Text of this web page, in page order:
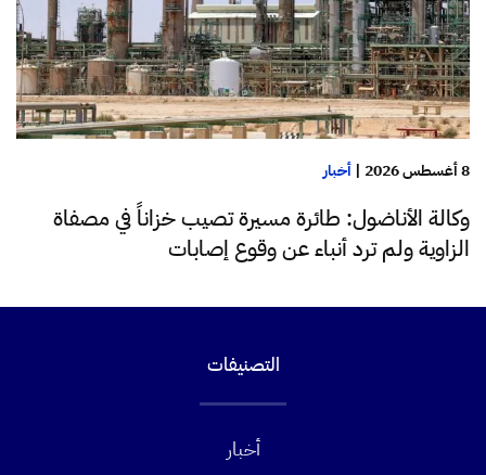
8 أغسطس 2026 | أخبار
وكالة الأناضول: طائرة مسيرة تصيب خزاناً في مصفاة
الزاوية ولم ترد أنباء عن وقوع إصابات
التصنيفات
أخبار